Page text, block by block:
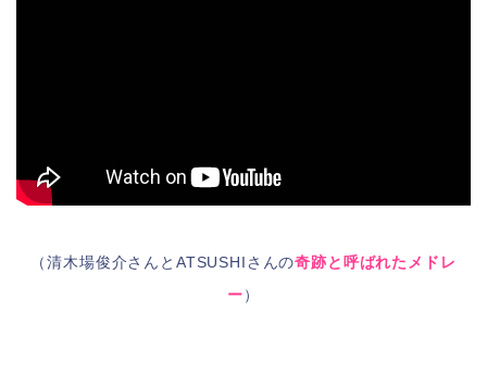
（清木場俊介さんとATSUSHIさんの奇跡と呼ばれたメドレ
ー）